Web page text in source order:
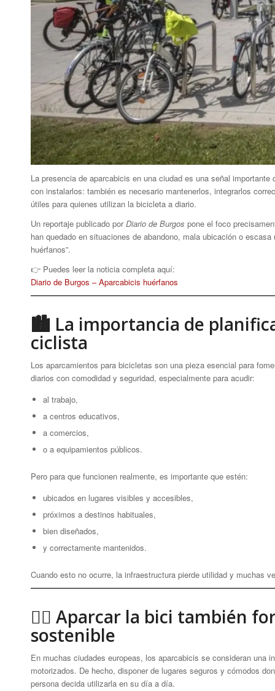
La presencia de aparcabicis en una ciudad es una señal
con instalarlos: también es necesario mantenerlos, integrarlos
útiles para quienes utilizan la bicicleta a diario.
Un reportaje publicado porDiario de Burgos pone el foco
han quedado en situaciones de abandono, mala ubicación o
huérfanos”.
👉 Puedes leer la noticia completa aquí:
Diario de Burgos – Aparcabicis huérfanos
🏙 La importancia de
ciclista
Los aparcamientos para bicicletas son una pieza esencial para
diarios con comodidad y seguridad, especialmente para acudir:
al trabajo,
a centros educativos,
a comercios,
o a equipamientos públicos.
Pero para que funcionen realmente, es importante que estén:
ubicados en lugares visibles y accesibles,
próximos a destinos habituales,
bien diseñados,
y correctamente mantenidos.
Cuando esto no ocurre, la infraestructura pierde utilidad y muchas
🚴‍♀️ Aparcar la bici también
sostenible
En muchas ciudades europeas, los aparcabicis se consideran una
motorizados. De hecho, disponer de lugares seguros y cómodos
persona decida utilizarla en su día a día.